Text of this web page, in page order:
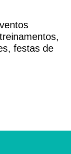
festas de